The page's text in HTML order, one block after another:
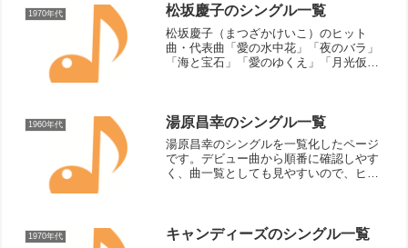
年）片想い...
1970年代 松坂慶子のシングル一覧
松坂慶子（まつざかけいこ）のヒット
曲・代表曲「愛の水中花」「夜のバラ」
「海と宝石」「愛のゆくえ」「月光仮
とから」「星の砂」「霧のバラ...
1960年代 湯原昌幸のシングル一覧
湯原昌幸のシングルを一覧化したページ
です。デビュー曲から順番に確認しやす
く、曲一覧としても見やすいので、ヒッ
1970年代 キャンディーズのシングル一覧